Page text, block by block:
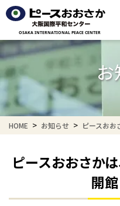
お
HOME お知らせ ピースおお
ピースおおさか
開館